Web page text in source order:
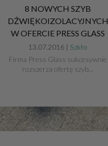
8 NOWYCH SZYB
DŹWIĘKOIZOLACYJNYCH
W OFERCIE PRESS GLASS
13.07.2016 | Szkło
Firma Press Glass sukcesywnie
rozszerza ofertę szyb...